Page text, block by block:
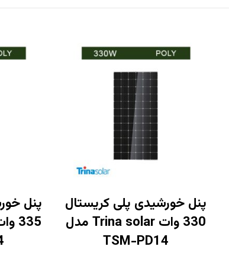
پنل خورشیدی پلی کریستال
330 وات Trina solar مدل
TSM-PD14
پنل